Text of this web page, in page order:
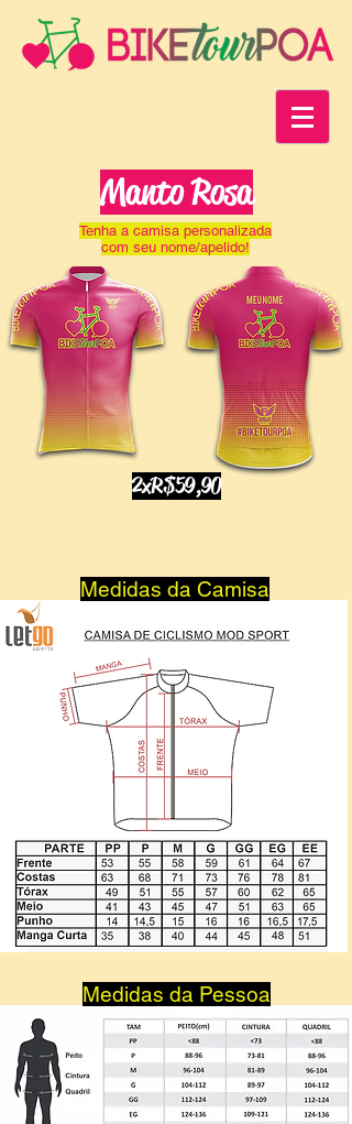
Manto Rosa
Tenha a camisa personalizada
com seu nome/apelido!
2xR$59,90
Medidas da Camisa
Medidas da Pessoa